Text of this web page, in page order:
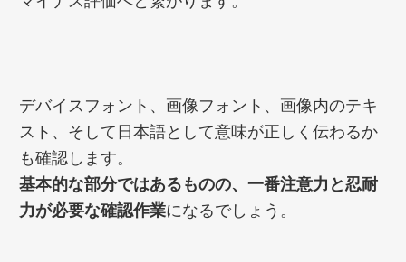
デバイスフォント、画像フォント、画像内のテキ
スト、そして日本語として意味が正しく伝わるか
も確認します。
基本的な部分ではあるものの、一番注意力と忍耐
力が必要な確認作業になるでしょう。